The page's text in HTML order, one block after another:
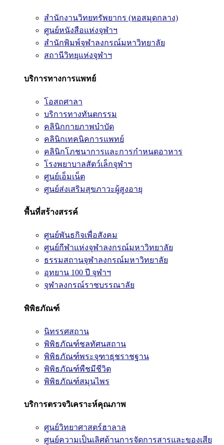
สำนักงานวิทยทรัพยากร (หอสมุดกลาง)
ศูนย์หนังสือแห่งจุฬาฯ
สำนักพิมพ์จุฬาลงกรณ์มหาวิทยาลัย
สถานีวิทยุแห่งจุฬาฯ
บริการทางการแพทย์
โอสถศาลา
บริการทางทันตกรรม
คลินิกกายภาพบำบัด
คลินิกเทคนิคการแพทย์
คลินิกโภชนาการและการกำหนดอาหาร
โรงพยาบาลสัตว์เล็กจุฬาฯ
ศูนย์เอ็มเน็ต
ศูนย์ส่งเสริมสุขภาวะผู้สูงอายุ
พื้นที่สร้างสรรค์
ศูนย์พันธกิจเพื่อสังคม
ศูนย์กีฬาแห่งจุฬาลงกรณ์มหาวิทยาลัย
ธรรมสถานจุฬาลงกรณ์มหาวิทยาลัย
อุทยาน 100 ปี จุฬาฯ
จุฬาลงกรณ์ราชบรรณาลัย
พิพิธภัณฑ์
นิทรรศสถาน
พิพิธภัณฑ์ชลทัศนสถาน
พิพิธภัณฑ์พระจุฑาธุชราชฐาน
พิพิธภัณฑ์พืชมีชีวิต
พิพิธภัณฑ์สมุนไพร
บริการตรวจวิเคราะห์คุณภาพ
ศูนย์วิทยาศาสตร์ฮาลาล
ศูนย์ความเป็นเลิศด้านการจัดการสารและของเสีย